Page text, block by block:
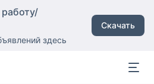
здесь
Скачать